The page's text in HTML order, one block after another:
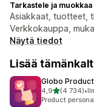
Tarkastele ja
Asiakkaat, tuotteet,
Verkkokauppa,
Näytä tiedot
Lisää
Globo
4,9/ 5 tähteä
(4 734)
4734 •
Product